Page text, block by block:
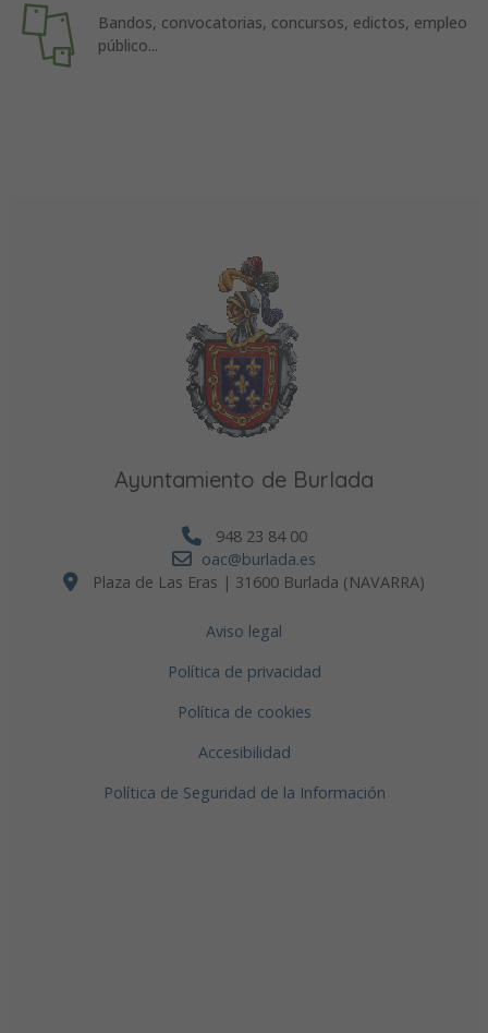
Bandos, convocatorias, concursos, edictos, empleo
público...
Ayuntamiento de Burlada
948 23 84 00
oac@burlada.es
Plaza de Las Eras | 31600 Burlada (NAVARRA)
Aviso legal
Política de privacidad
Política de cookies
Accesibilidad
Política de Seguridad de la Información